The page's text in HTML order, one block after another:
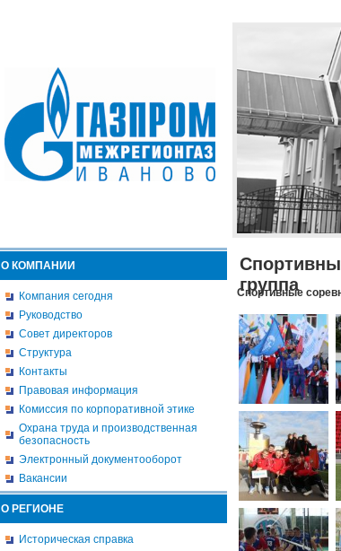
О КОМПАНИИ
Компания сегодня
Руководство
Совет директоров
Структура
Контакты
Правовая информация
Комиссия по корпоративной этике
Охрана труда и производственная
безопасность
Электронный документооборот
Вакансии
О РЕГИОНЕ
Историческая справка
группа
Спортивные